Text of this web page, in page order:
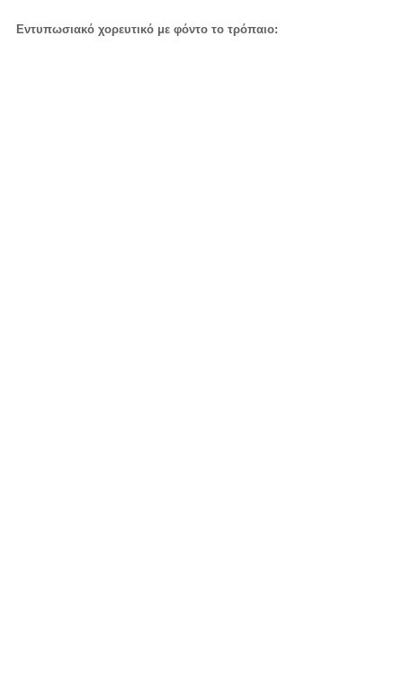
Εντυπωσιακό χορευτικό με φόντο το τρόπαιο: